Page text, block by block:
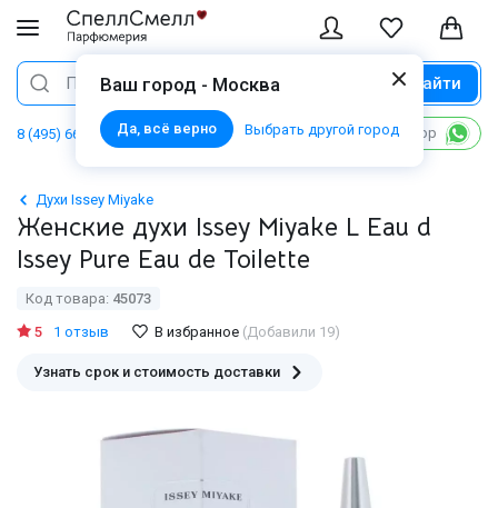
Ваш город - Москва
Да, всё верно Выбрать другой город
Поиск Найти
8 (495) 668 06 02 Написать в WhatsApp
Духи Issey Miyake
Женские духи Issey Miyake L Eau d
Issey Pure Eau de Toilette
Код товара: 45073
5
1 отзыв В избранное (Добавили 19)
Узнать срок и стоимость доставки